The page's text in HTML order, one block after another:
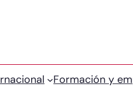
Formación y